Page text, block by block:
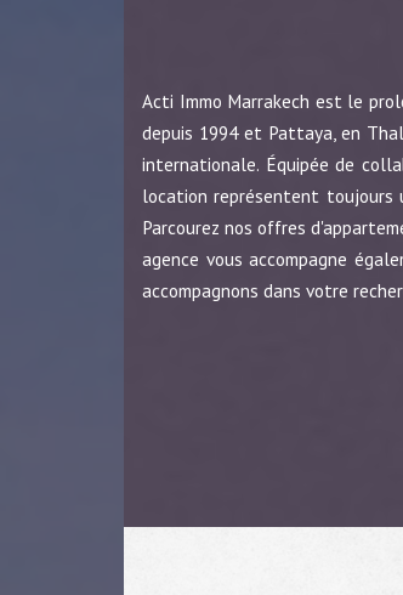
Acti Immo Marrakech est le
depuis 1994 et Pattaya, en
internationale. Équipée de
location représentent toujours
Parcourez nos offres
agence vous accompagne
accompagnons dans votre